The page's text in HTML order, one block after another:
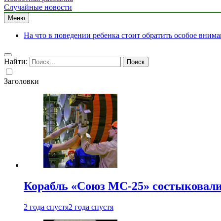
Случайные новости
Меню
На что в поведении ребенка стоит обратить особое
Найти:
Заголовки
Корабль «Союз МС-25»
2 года спустя2 года спустя